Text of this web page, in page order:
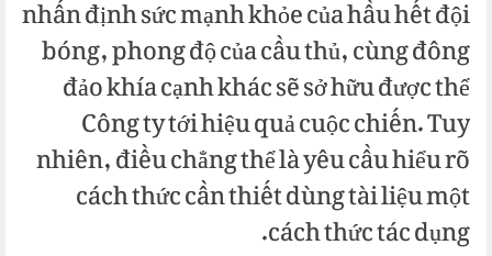
nhấn định sức mạnh khỏe của hầu hết đội
bóng, phong độ của cầu thủ, cùng đông
đảo khía cạnh khác sẽ sở hữu được thể
Công ty tới hiệu quả cuộc chiến. Tuy
nhiên, điều chẳng thể là yêu cầu hiểu rõ
cách thức cần thiết dùng tài liệu một
cách thức tác dụng.